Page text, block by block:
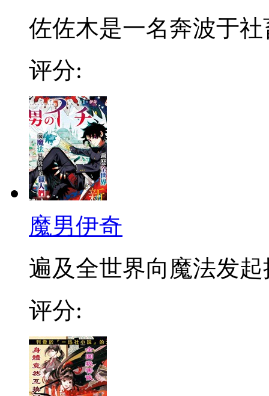
佐佐木是一名奔波于社
评分:
魔男伊奇
遍及全世界向魔法发起
评分: